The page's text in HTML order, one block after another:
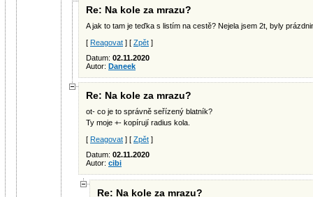
Re: Na kole za mrazu?
A jak to tam je teďka s listím na cestě? Nejela jsem 2t, byly
[ Reagovat ] [ Zpět ]
Datum: 02.11.2020
Autor: Daneek
Re: Na kole za mrazu?
ot- co je to správně seřízený blatník?
Ty moje +- kopírují radius kola.
[ Reagovat ] [ Zpět ]
Datum: 02.11.2020
Autor: cibi
Re: Na kole za mrazu?